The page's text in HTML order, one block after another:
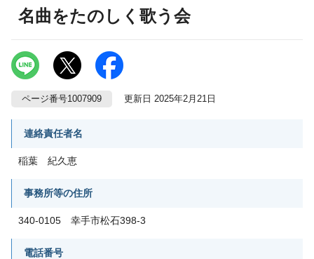
名曲をたのしく歌う会
ページ番号1007909 更新日 2025年2月21日
連絡責任者名
稲葉 紀久恵
事務所等の住所
340-0105 幸手市松石398-3
電話番号